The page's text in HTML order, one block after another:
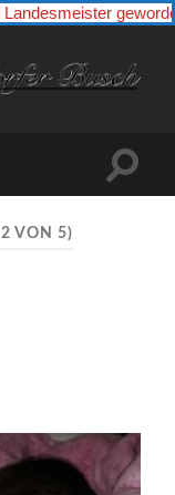
geworden.
2 VON 5)